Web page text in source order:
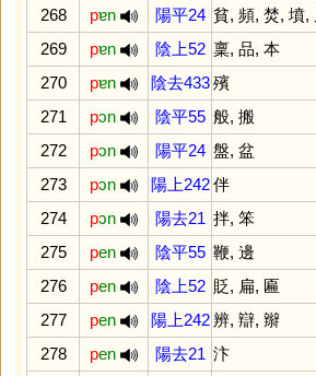
268
pɐn 陽平24 貧, 頻, 焚, 墳,
269
pɐn 陰上52 稟, 品, 本
270
pɐn 陰去433 殯
271
pɔn 陰平55 般, 搬
272
pɔn 陽平24 盤, 盆
273
pɔn 陽上242 伴
274
pɔn 陽去21 拌, 笨
275
pen 陰平55 鞭, 邊
276
pen 陰上52 貶, 扁, 匾
277
pen 陽上242 辨, 辯, 辮
278
pen 陽去21 汴